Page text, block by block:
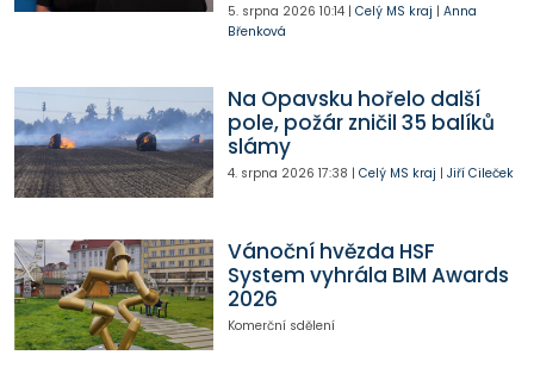
5. srpna 2026 10:14| Celý MS kraj | Anna
Břenková
Na Opavsku hořelo další
pole, požár zničil 35 balíků
slámy
4. srpna 2026 17:38 | Celý MS kraj | Jiří Cileček
Vánoční hvězda HSF
System vyhrála BIM Awards
2026
Komerční sdělení